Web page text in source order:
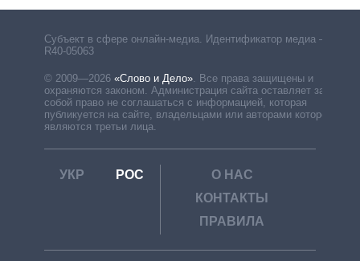
Субъект в сфере онлайн-медиа. Идентификатор медиа –
R40-05063
© 2009—2026 «Слово и Дело». Все права защищены и
охраняются законом. Администрация сайта оставляет за
собой право не соглашаться с информацией, которая
публикуется на сайте, владельцами или авторами которой
являются третьи лица.
УКР РОС
О НАС
КОНТАКТЫ
ПРАВИЛА